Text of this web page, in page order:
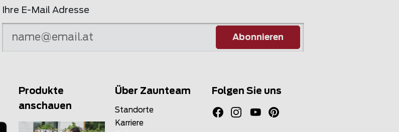
Ihre E-Mail Adresse
Abonnieren
Produkte
anschauen
Über Zaunteam
Standorte
Karriere
Folgen Sie uns